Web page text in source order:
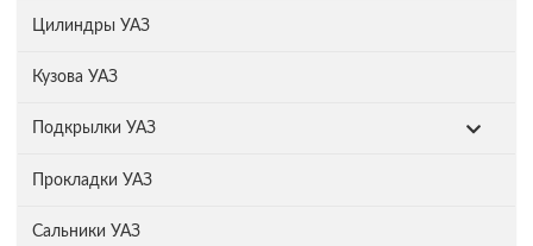
Цилиндры УАЗ
Кузова УАЗ
Подкрылки УАЗ
Прокладки УАЗ
Сальники УАЗ